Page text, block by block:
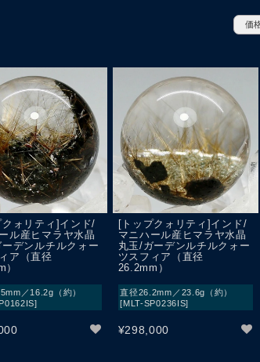
価
クォリティ]インド/
ル産ヒマラヤ水晶
デンルチルクォー
ア（直径
）
／16.2g（約）
[トップクォリティ]インド/
マニハール産ヒマラヤ水晶
丸玉/ガーデンルチルクォー
ツスフィア（直径
26.2mm）
直径26.2mm／23.6g（約）
[MLT-SP0236IS]
¥298,000